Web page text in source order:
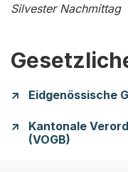
Silvester Nachmittag
Eidgenössische
Kantonale
(VOGB)